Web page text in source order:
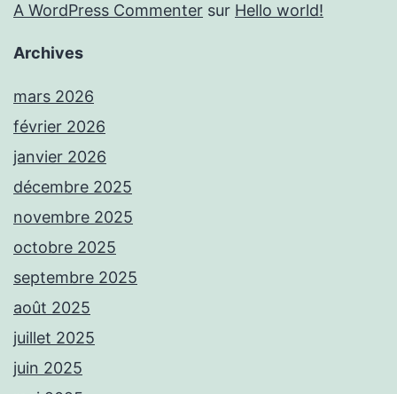
A WordPress Commenter sur Hello world!
Archives
mars 2026
février 2026
janvier 2026
décembre 2025
novembre 2025
octobre 2025
septembre 2025
août 2025
juillet 2025
juin 2025